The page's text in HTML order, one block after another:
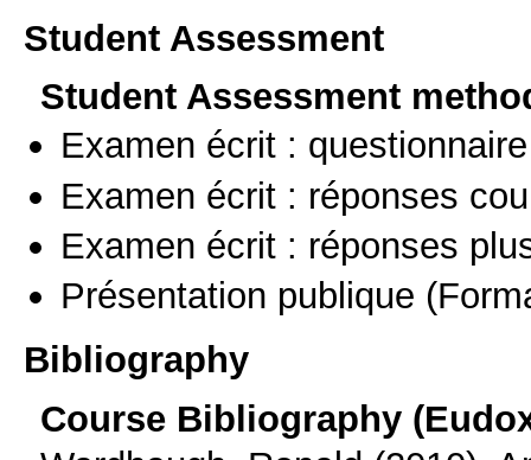
Student Assessment
Student Assessment
Examen écrit :
Examen écrit : réponses
Examen écrit : réponses
Présentation publique
Bibliography
Course Bibliography